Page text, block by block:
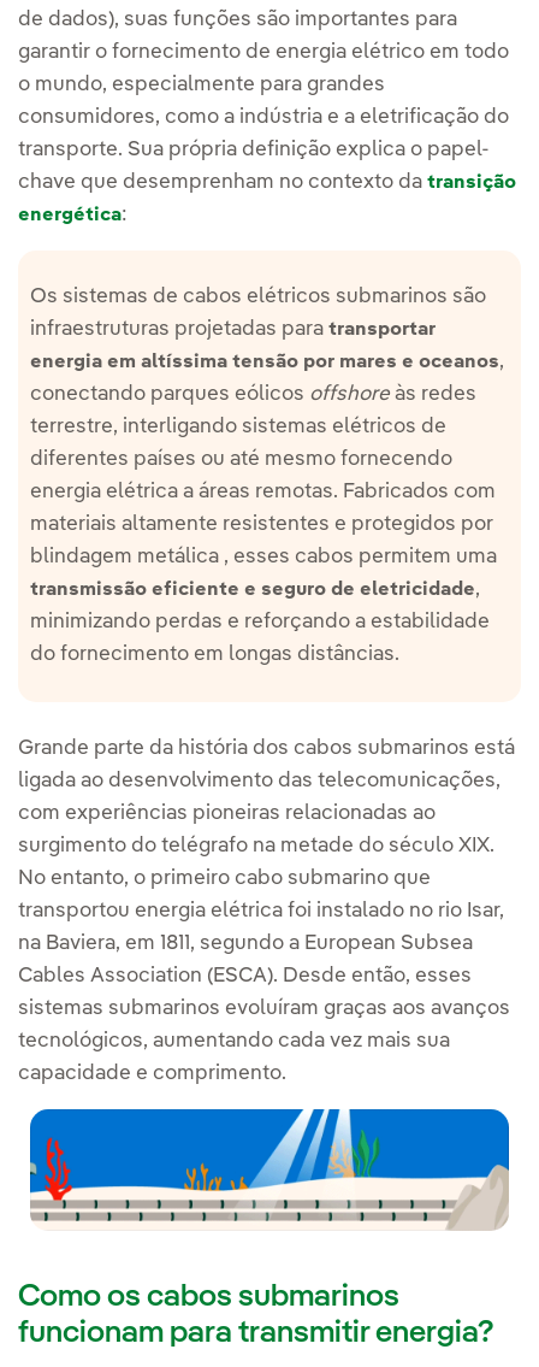
de dados), suas funções são importantes para
garantir o fornecimento de energia elétrico em todo
o mundo, especialmente para grandes
consumidores, como a indústria e a eletrificação do
transporte. Sua própria definição explica o papel-
chave que desemprenham no contexto da transição
energética:
Os sistemas de cabos elétricos submarinos são
infraestruturas projetadas para transportar
energia em altíssima tensão por mares e oceanos,
conectando parques eólicos offshore às redes
terrestre, interligando sistemas elétricos de
diferentes países ou até mesmo fornecendo
energia elétrica a áreas remotas. Fabricados com
materiais altamente resistentes e protegidos por
blindagem metálica , esses cabos permitem uma
transmissão eficiente e seguro de eletricidade,
minimizando perdas e reforçando a estabilidade
do fornecimento em longas distâncias.
Grande parte da história dos cabos submarinos está
ligada ao desenvolvimento das telecomunicações,
com experiências pioneiras relacionadas ao
surgimento do telégrafo na metade do século XIX.
No entanto, o primeiro cabo submarino que
transportou energia elétrica foi instalado no rio Isar,
na Baviera, em 1811, segundo a European Subsea
Cables Association (ESCA). Desde então, esses
sistemas submarinos evoluíram graças aos avanços
tecnológicos, aumentando cada vez mais sua
capacidade e comprimento.
Como os cabos submarinos
funcionam para transmitir energia?